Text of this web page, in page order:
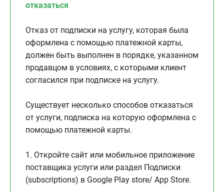
отказаться
Отказ от подписки на услугу, которая была
оформлена с помощью платежной карты,
должен быть выполнен в порядке, указанном
продавцом в условиях, с которыми клиент
согласился при подписке на услугу.
Существует несколько способов отказаться
от услуги, подписка на которую оформлена с
помощью платежной карты.
1. Откройте сайт или мобильное приложение
поставщика услуги или раздел Подписки
(subscriptions) в Google Play store/ App Store.